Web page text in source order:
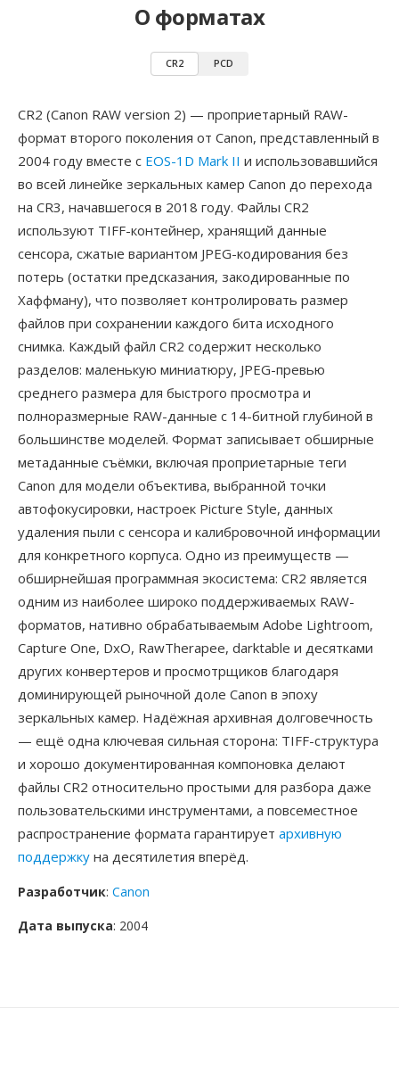
О форматах
CR2 PCD
CR2 (Canon RAW version 2) — проприетарный RAW-
формат второго поколения от Canon, представленный в
2004 году вместе с EOS-1D Mark II и использовавшийся
во всей линейке зеркальных камер Canon до перехода
на CR3, начавшегося в 2018 году. Файлы CR2
используют TIFF-контейнер, хранящий данные
сенсора, сжатые вариантом JPEG-кодирования без
потерь (остатки предсказания, закодированные по
Хаффману), что позволяет контролировать размер
файлов при сохранении каждого бита исходного
снимка. Каждый файл CR2 содержит несколько
разделов: маленькую миниатюру, JPEG-превью
среднего размера для быстрого просмотра и
полноразмерные RAW-данные с 14-битной глубиной в
большинстве моделей. Формат записывает обширные
метаданные съёмки, включая проприетарные теги
Canon для модели объектива, выбранной точки
автофокусировки, настроек Picture Style, данных
удаления пыли с сенсора и калибровочной информации
для конкретного корпуса. Одно из преимуществ —
обширнейшая программная экосистема: CR2 является
одним из наиболее широко поддерживаемых RAW-
форматов, нативно обрабатываемым Adobe Lightroom,
Capture One, DxO, RawTherapee, darktable и десятками
других конвертеров и просмотрщиков благодаря
доминирующей рыночной доле Canon в эпоху
зеркальных камер. Надёжная архивная долговечность
— ещё одна ключевая сильная сторона: TIFF-структура
и хорошо документированная компоновка делают
файлы CR2 относительно простыми для разбора даже
пользовательскими инструментами, а повсеместное
распространение формата гарантирует архивную
поддержку на десятилетия вперёд.
Разработчик: Canon
Дата выпуска: 2004